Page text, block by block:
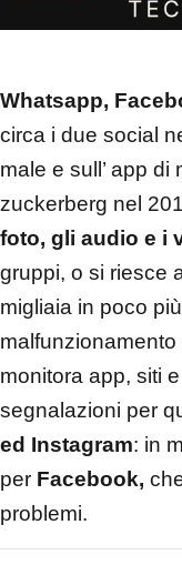
Whatsapp,
circa i due social
male e sull’ app
zuckerberg nel
foto, gli audio e i
gruppi, o si riesce
migliaia in poco
monitora app, siti
segnalazioni per
ed Instagram: in
per Facebook,
problemi.